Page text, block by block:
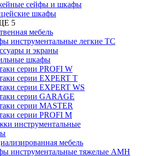
сейфы и шкафы
шкафы
5
мебель
инструментальные легкие ТС
и экраны
шкафы
серии PROFI W
серии EXPERT T
серии EXPERT WS
серии GARAGE
серии MASTER
серии PROFI M
инструментальные
мебель
инструментальные тяжелые AMH